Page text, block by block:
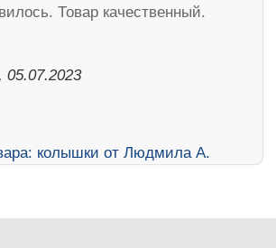
Товар качественный.